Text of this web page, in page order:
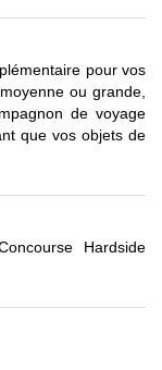
pour vos
ou grande,
de voyage
que vos objets de
Hardside